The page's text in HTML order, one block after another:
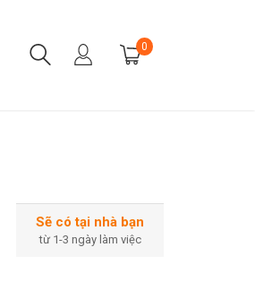
0
Sẽ có tại nhà bạn
từ 1-3 ngày làm việc